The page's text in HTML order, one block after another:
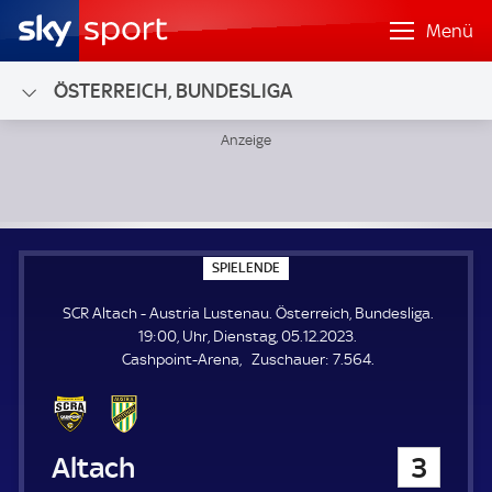
Menü
ÖSTERREICH, BUNDESLIGA
SPIELENDE
P
E
L
E
N
SCR Altach - Austria Lustenau. Österreich, Bundesliga.
19:00, Uhr, Dienstag, 05.12.2023.
Cashpoint-Arena
Zuschauer: Z
7.564.
SCR Altach 3